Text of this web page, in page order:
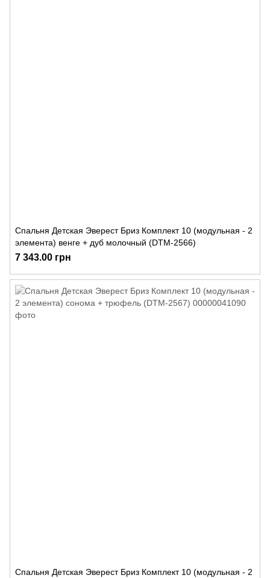
Спальня Детская Эверест Бриз Комплект 10 (модульная - 2
элемента) венге + дуб молочный (DTM-2566)
7 343.00 грн
Спальня Детская Эверест Бриз Комплект 10 (модульная - 2